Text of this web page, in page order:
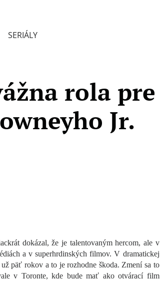
SERIÁLY
rola pre
Jr.
dokázal, že je talentovaným hercom, ale v
a v superhrdinských filmov. V dramatickej
päť rokov a to je rozhodne škoda. Zmení sa to
v Toronte, kde bude mať ako otvárací film